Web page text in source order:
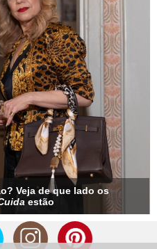
Veja de que lado os
estão